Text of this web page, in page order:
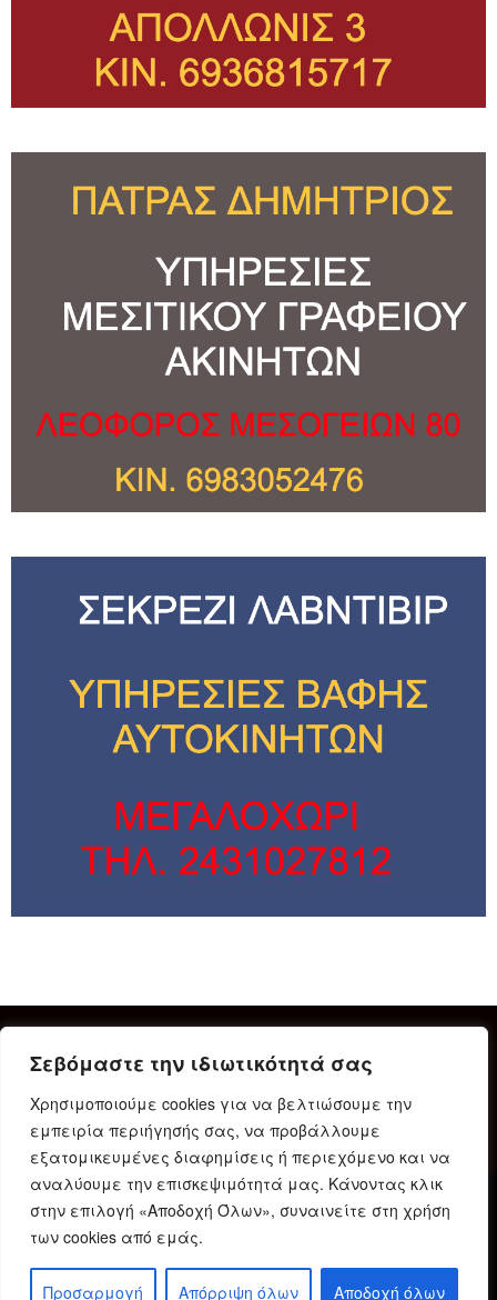
Σεβόμαστε την ιδιωτικότητά σας
Χρησιμοποιούμε cookies για να βελτιώσουμε την
εμπειρία περιήγησής σας, να προβάλλουμε
εξατομικευμένες διαφημίσεις ή περιεχόμενο και να
αναλύουμε την επισκεψιμότητά μας. Κάνοντας κλικ
στην επιλογή «Αποδοχή Όλων», συναινείτε στη χρήση
των cookies από εμάς.
Προσαρμογή Απόρριψη όλων Αποδοχή όλων
Δήλωση Συμμόρφωσης Ταυτότητα
Όροι χρήσης
Πολιτική προστασίας προσωπικών δεδομένων
Πολιτική Cookies